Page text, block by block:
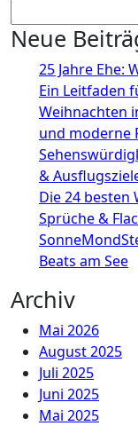
Neue
25 Jahre Ehe:
Ein Leitfaden
Weihnachten
und moderne
&
Die 24 besten
Sprüche &
Beats am See
Archiv
Mai 2026
August 2025
Juli 2025
Juni 2025
Mai 2025